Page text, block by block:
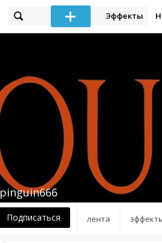
Эффекты
лента
pinguin666
Подписаться